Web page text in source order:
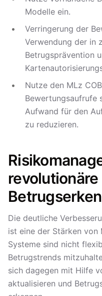
Modelle ein.
Verringerung der
Verwendung der in
Betrugsprävention
Nutze den MLz
Bewertungsaufrufe
Aufwand für den
zu reduzieren.
revolutionäre
Die deutliche
ist eine der Stärken
Systeme sind nicht
Betrugstrends
sich dagegen mit Hilfe
aktualisieren und